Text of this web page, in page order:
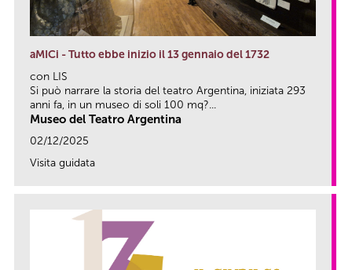
aMICi - Tutto ebbe inizio il 13 gennaio del 1732
con LIS
Si può narrare la storia del teatro Argentina, iniziata 293
anni fa, in un museo di soli 100 mq?...
Museo del Teatro Argentina
02/12/2025
Visita guidata